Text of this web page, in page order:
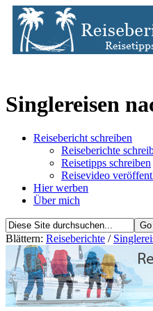
Singlereisen
Reisebericht schreiben
Reiseberichte
Reisetipps schreiben
Reisevideo
Hier werben
Über mich
Blättern: Reiseberichte /